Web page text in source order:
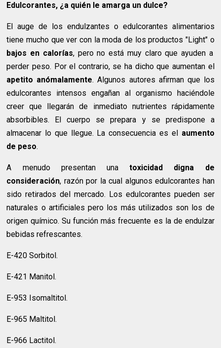
Edulcorantes, ¿a quién le amarga un dulce?
El auge de los endulzantes o edulcorantes alimentarios
tiene mucho que ver con la moda de los productos "Light" o
bajos en calorías, pero no está muy claro que ayuden a
perder peso. Por el contrario, se ha dicho que aumentan el
apetito anómalamente. Algunos autores afirman que los
edulcorantes intensos engañan al organismo haciéndole
creer que llegarán de inmediato nutrientes rápidamente
absorbibles. El cuerpo se prepara y se predispone a
almacenar lo que llegue. La consecuencia es el aumento
de peso.
A menudo presentan unatoxicidad digna de
consideración, razón por la cual algunos edulcorantes han
sido retirados del mercado. Los edulcorantes pueden ser
naturales o artificiales pero los más utilizados son los de
origen químico. Su función más frecuente es la de endulzar
bebidas refrescantes.
E-420 Sorbitol.
E-421 Manitol.
E-953 Isomaltitol.
E-965 Maltitol.
E-966 Lactitol.